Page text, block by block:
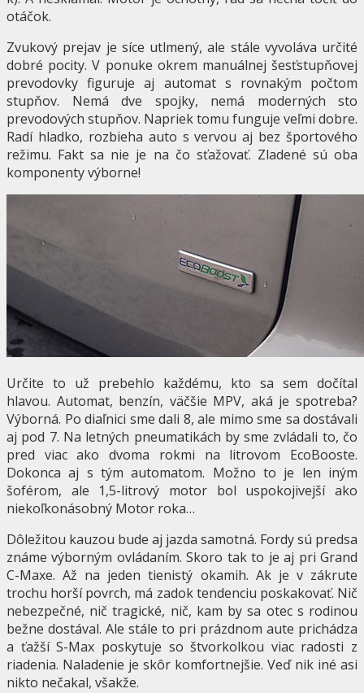
otáčok.
Zvukový prejav je síce utlmený, ale stále vyvoláva určité
dobré pocity. V ponuke okrem manuálnej šesťstupňovej
prevodovky figuruje aj automat s rovnakým počtom
stupňov. Nemá dve spojky, nemá moderných sto
prevodových stupňov. Napriek tomu funguje veľmi dobre.
Radí hladko, rozbieha auto s vervou aj bez športového
režimu. Fakt sa nie je na čo sťažovať. Zladené sú oba
komponenty výborne!
Určite to už prebehlo každému, kto sa sem dočítal
hlavou. Automat, benzín, väčšie MPV, aká je spotreba?
Výborná. Po diaľnici sme dali 8, ale mimo sme sa dostávali
aj pod 7. Na letných pneumatikách by sme zvládali to, čo
pred viac ako dvoma rokmi na litrovom EcoBooste.
Dokonca aj s tým automatom. Možno to je len iným
šoférom, ale 1,5-litrový motor bol uspokojivejší ako
niekoľkonásobný Motor roka…
Dôležitou kauzou bude aj jazda samotná. Fordy sú predsa
známe výborným ovládaním. Skoro tak to je aj pri Grand
C-Maxe. Až na jeden tienistý okamih. Ak je v zákrute
trochu horší povrch, má zadok tendenciu poskakovať. Nič
nebezpečné, nič tragické, nič, kam by sa otec s rodinou
bežne dostával. Ale stále to pri prázdnom aute prichádza
a ťažší S-Max poskytuje so štvorkolkou viac radosti z
riadenia. Naladenie je skôr komfortnejšie. Veď nik iné asi
nikto nečakal, všakže.